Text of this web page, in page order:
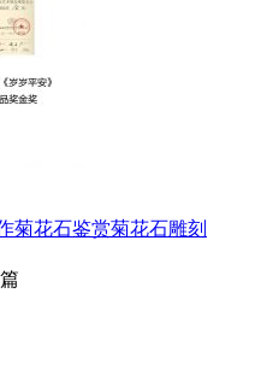
菊花石鉴赏菊花石雕刻